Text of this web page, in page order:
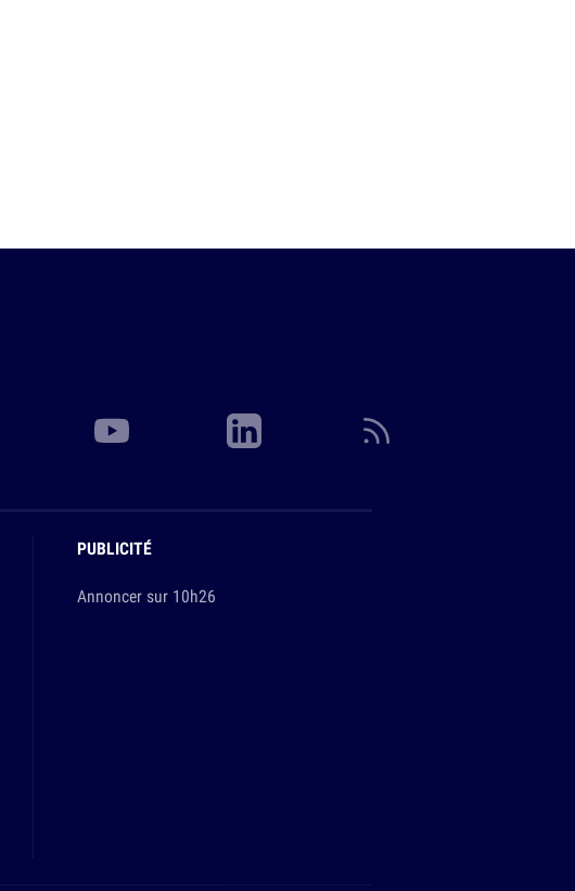
PUBLICITÉ
Annoncer sur 10h26